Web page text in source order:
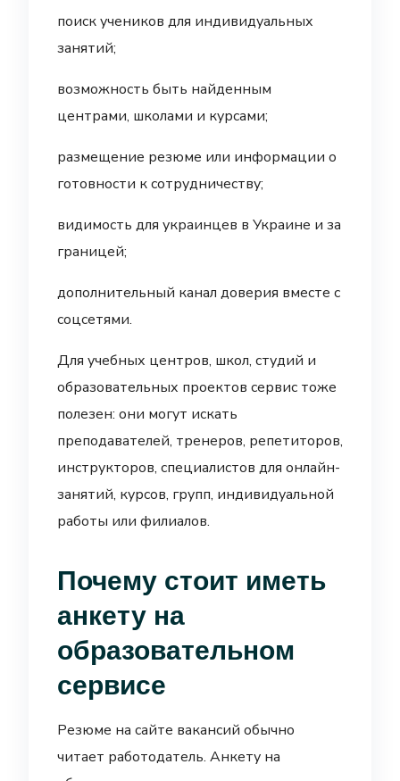
поиск учеников для индивидуальных
занятий;
возможность быть найденным
центрами, школами и курсами;
размещение резюме или информации о
готовности к сотрудничеству;
видимость для украинцев в Украине и за
границей;
дополнительный канал доверия вместе с
соцсетями.
Для учебных центров, школ, студий и
образовательных проектов сервис тоже
полезен: они могут искать
преподавателей, тренеров, репетиторов,
инструкторов, специалистов для онлайн-
занятий, курсов, групп, индивидуальной
работы или филиалов.
Почему стоит иметь
анкету на
образовательном
сервисе
Резюме на сайте вакансий обычно
читает работодатель. Анкету на